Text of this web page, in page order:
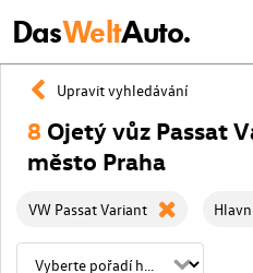
DasWeltAuto.
Upravit vyhledávání
8 Ojetý vůz Passat
město Praha
VW Passat Variant